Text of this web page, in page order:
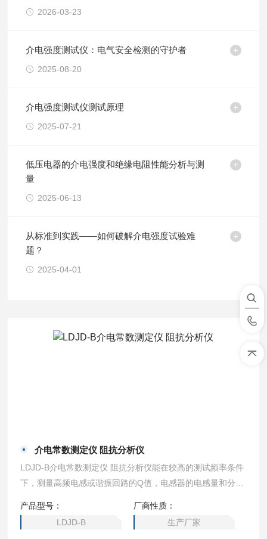
2026-03-23
介电强度测试仪：电气安全检测的守护者
2025-08-20
介电强度测试仪测试原理
2025-07-21
低压电器的介电强度和绝缘电阻性能分析与测
量
2025-06-13
从标准到实践——如何破解介电强度试验难
题？
2025-04-01
介电常数测定仪 阻抗分析仪
LDJD-B介电常数测定仪 阻抗分析仪能在较高的测试频率条件
下，测量高频电感或谐振回路的Q值，电感器的电感量和分布
质损耗，高频回路有效并联及串联电阻，传输线的特性阻抗
等。
产品型号：
LDJD-B
厂商性质：
生产厂家